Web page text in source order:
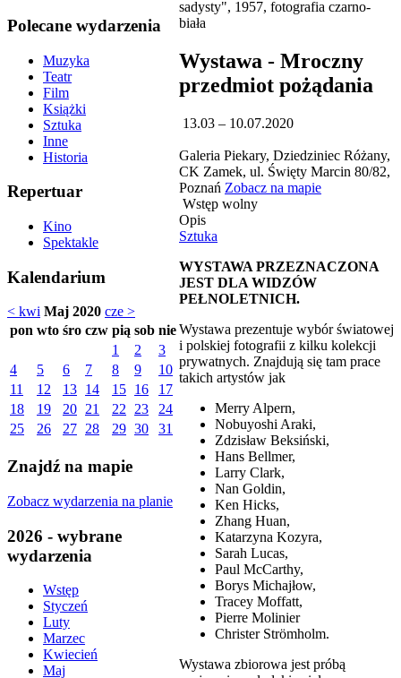
Polecane wydarzenia
Muzyka
Teatr
Film
Książki
Sztuka
Inne
Historia
Repertuar
Kino
Spektakle
Kalendarium
< kwi Maj 2020 cze >
pon wto śro czw pią sob nie
1
2
3
4
5 6 7 8 9
10
11
12 13 14 15 16
17
18
19 20 21 22 23
24
25
26 27 28 29 30 31
Znajdź na mapie
Zobacz wydarzenia na planie
2026 - wybrane
wydarzenia
Wstęp
Styczeń
Luty
Marzec
Kwiecień
Maj
Wystawa - Mroczny
przedmiot pożądania
13.03 – 10.07.2020
Galeria Piekary, Dziedziniec Różany,
CK Zamek, ul. Święty Marcin 80/82,
Poznań Zobacz na mapie
Wstęp wolny
Opis
Sztuka
WYSTAWA PRZEZNACZONA
JEST DLA WIDZÓW
PEŁNOLETNICH.
Wystawa prezentuje wybór światowej
i polskiej fotografii z kilku kolekcji
prywatnych. Znajdują się tam prace
takich artystów jak
Merry Alpern,
Nobuyoshi Araki,
Zdzisław Beksiński,
Hans Bellmer,
Larry Clark,
Nan Goldin,
Ken Hicks,
Zhang Huan,
Katarzyna Kozyra,
Sarah Lucas,
Paul McCarthy,
Borys Michajłow,
Tracey Moffatt,
Pierre Molinier
Christer Strömholm.
Wystawa zbiorowa jest próbą